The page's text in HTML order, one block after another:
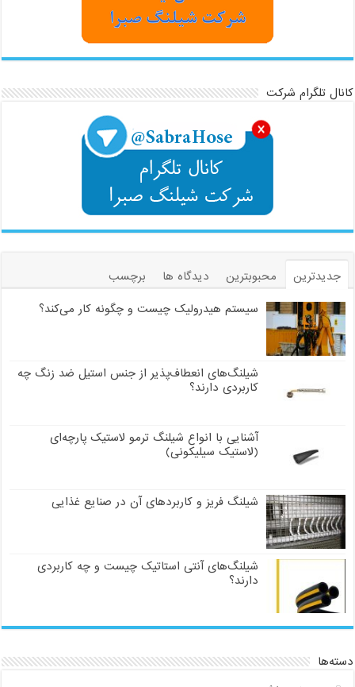
کانال تلگرام شرکت
جدیدترین محبوبترین دیدگاه ها
برچسب
سیستم هیدرولیک چیست و چگونه کار می‌کند؟
شیلنگ‌های انعطاف‌پذیر از جنس استیل ضد زنگ چه
کاربردی دارند؟
آشنایی با انواع شیلنگ ترمو لاستیک پارچه‌ای
(لاستیک سیلیکونی)
شیلنگ فریز و کاربردهای آن در صنایع غذایی
شیلنگ‌های آنتی استاتیک چیست و چه کاربردی
دارند؟
دسته‌ها